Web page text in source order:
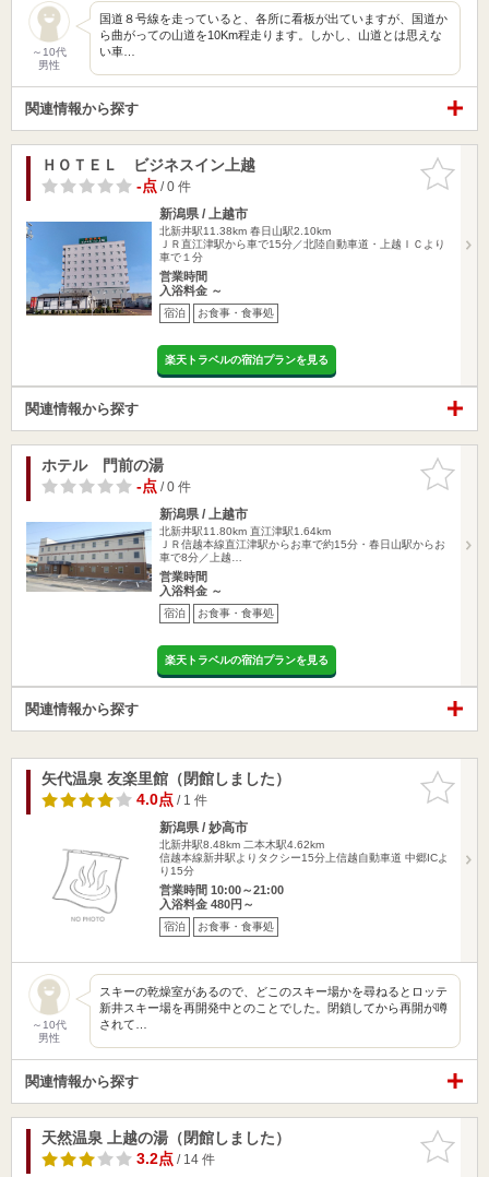
～10代
男性
国道８号線を走っていると、各所に看板が出ていますが、国道か
ら曲がっての山道を10Km程走ります。しかし、山道とは思えな
い車…
関連情報から探す
お気に入
りに追加
ＨＯＴＥＬ ビジネスイン上越
-点/ 0 件
新潟県 / 上越市
北新井駅11.38km 春日山駅2.10km
ＪＲ直江津駅から車で15分／北陸自動車道・上越ＩＣより
車で１分
営業時間
入浴料金 ～
宿泊 お食事・食事処
楽天トラベルの宿泊プランを見る
関連情報から探す
お気に入
りに追加
ホテル 門前の湯
-点/ 0 件
新潟県 / 上越市
北新井駅11.80km 直江津駅1.64km
ＪＲ信越本線直江津駅からお車で約15分・春日山駅からお
車で8分／上越…
営業時間
入浴料金 ～
宿泊 お食事・食事処
楽天トラベルの宿泊プランを見る
関連情報から探す
お気に入
りに追加
矢代温泉 友楽里館（閉館しました）
4.0点/ 1 件
新潟県 / 妙高市
北新井駅8.48km 二本木駅4.62km
信越本線新井駅よりタクシー15分上信越自動車道 中郷ICよ
り15分
営業時間 10:00～21:00
入浴料金 480円～
宿泊 お食事・食事処
～10代
男性
スキーの乾燥室があるので、どこのスキー場かを尋ねるとロッテ
新井スキー場を再開発中とのことでした。閉鎖してから再開が噂
されて…
関連情報から探す
お気に入
りに追加
天然温泉 上越の湯（閉館しました）
3.2点/ 14 件